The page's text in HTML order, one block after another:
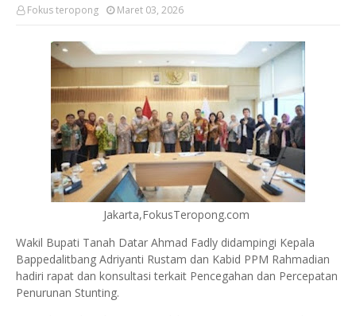
Fokus teropong Maret 03, 2026
Jakarta,FokusTeropong.com
Wakil Bupati Tanah Datar Ahmad Fadly didampingi Kepala
Bappedalitbang Adriyanti Rustam dan Kabid PPM Rahmadian
hadiri rapat dan konsultasi terkait Pencegahan dan Percepatan
Penurunan Stunting.